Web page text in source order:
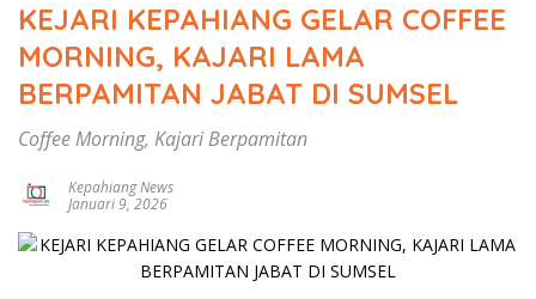
KEJARI KEPAHIANG GELAR COFFEE
MORNING, KAJARI LAMA
BERPAMITAN JABAT DI SUMSEL
Coffee Morning, Kajari Berpamitan
Kepahiang News
Januari 9, 2026